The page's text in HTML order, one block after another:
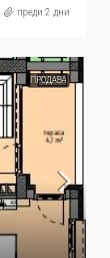
преди 2 дни
ПРОДАВА